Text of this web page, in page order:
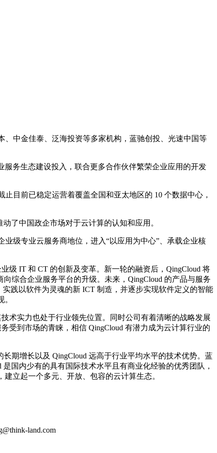
、中金佳泰、泛海投资等多家机构，蓝驰创投、光速中国等
务生态建设投入，联合更多合作伙伴繁荣企业应用的开发
目前已稳定运营着覆盖全国和亚太地区的 10 个数据中心，
了中国政企市场对于云计算的认知和应用。
级专业云服务商地位，进入“以应用为中心”、承载企业核
级 IT 和 CT 的创新及变革。新一轮的融资后，QingCloud 将
综合企业服务平台的升级。未来，QingCloud 的产品与服务
践以软件为灵魂的新 ICT 制造，并逐步实现软件定义的智能
。
术实力也处于行业领先位置。同时公司有着清晰的战略发展
受到市场的青睐，相信 QingCloud 有潜力成为云计算行业的
期增长以及 QingCloud 远高于行业平均水平的技术优势。蓝
国内少有的具有国际技术水平且有商业化经验的优秀团队，
建立起一个多元、开放、包容的云计算生态。
land.com